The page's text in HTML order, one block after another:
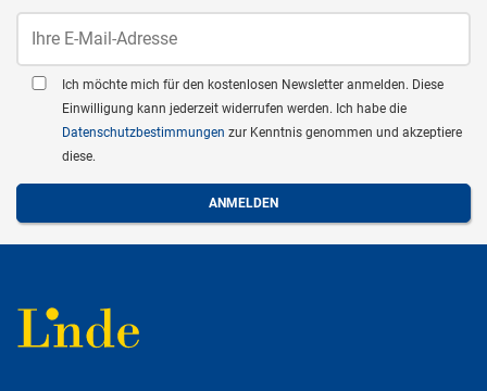
Ich möchte mich für den kostenlosen Newsletter anmelden. Diese
Einwilligung kann jederzeit widerrufen werden. Ich habe die
Datenschutzbestimmungen zur Kenntnis genommen und akzeptiere
diese.